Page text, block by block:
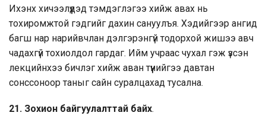
Ихэнх хичээлүүдэд тэмдэглэгээ хийж авах нь
тохиромжтой гэдгийг дахин сануулъя. Хэдийгээр ангид
багш нар нарийвчлан дэлгэрэнгүй тодорхой жишээ авч
чадахгүй тохиолдол гардаг. Ийм учраас чухал гэж үзсэн
лекцийнхээ бичлэг хийж аван түүнийгээ давтан
сонссоноор таныг сайн суралцахад тусална.
21. Зохион байгуулалттай байх.